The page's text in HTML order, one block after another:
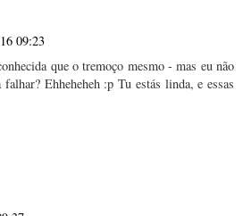
09:23
que o tremoço mesmo - mas eu não
Ehheheheh :p Tu estás linda, e essas